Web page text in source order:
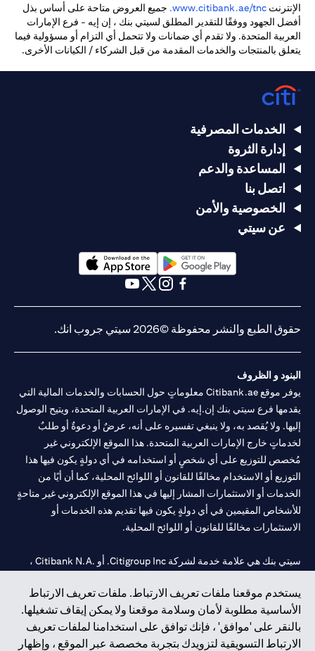
الإنترنت www.citibank.ae/tnc. جميع العروض متاحة على أساس بذل
أفضل الجهود ووفقًا للتقدير المطلق لسيتي بنك ، إن إيه - فرع الإمارات
العربية المتحدة. ولا تقدم أي ضمانات ولا تتحمل أي التزام أو مسؤولية فيما
يتعلق بالمنتجات والخدمات المقدمة من قبل الشركاء / الكيانات الأخرى.
يستخدم موقعنا ملفات تعريف الارتباط. ملفات تعريف الارتباط
الأساسية مطلوبة لأمان وسلامة موقعنا ولا يمكن إيقاف تشغيلها.
بالنقر على 'موافق' ، فإنك توافق على استخدامنا لملفات تعريف
الارتباط التسويقية لتزويدك بتجربة مخصصة عبر الموقع ، وإظهار
الخدمات المصرفية
إدارة الثروة
المساعدة والدعم
اتصل بنا
الخصوصية والأمن
عن سيتي
(opens in a new tab)
حقوق الطبع والنشر محفوظة ©2026 سيتي جروب انك.
البنود و الظروف
يوفر موقع Citibank.ae معلوماتٍ حول الحسابات والخدمات المالية التي
يقدمها فرع سيتي بنك إن.إيه. في الإمارات العربية المتحدة، ويتيح الوصول
إليها. ولا يُقصد به، ولا ينبغي تفسيره على أنه، عرضٌ أو دعوةٌ أو طلبٌ
لخدماتٍ خارج الإمارات العربية المتحدة. هذا الموقع الإلكتروني غير
مُخصص للتوزيع على أي شخصٍ أو استخدامه في أي دولةٍ يكون فيها هذا
التوزيع أو الاستخدام مخالفًا للقانون أو اللوائح المحلية، كما أن أيًا من
الخدمات أو الاستثمارات المشار إليها في هذا الموقع الإلكتروني غير متاحةٍ
للأشخاص المقيمين في أي دولةٍ يكون فيها تقديم هذه الخدمات أو
الاستثمارات مخالفًا للقانون أو اللوائح المحلية.
سيتي بنك هي علامة خدمة لشركة Citigroup Inc. أو .Citibank N.A ،
سيتي بنك إن. إيه. الإمارات مسجل لدى مصرف الإمارات المركزي تحت
أرقام التراخيص 202563 لفرع الوصل في دبي، 531989 لفرع مول
الإمارات في دبي، وCN-1002019لفرع أبوظبي. هاتف: 4000 311 04.